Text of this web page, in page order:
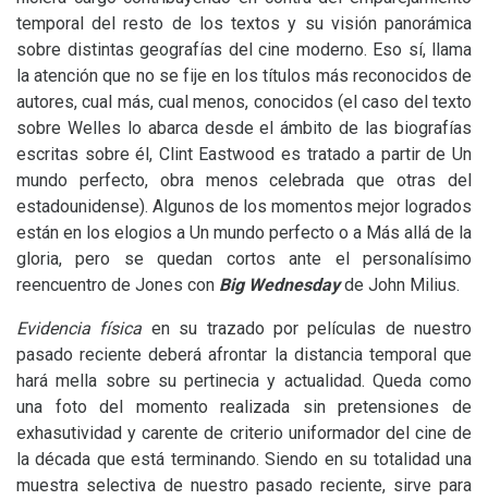
temporal del resto de los textos y su visión panorámica
sobre distintas geografías del cine moderno. Eso sí, llama
la atención que no se fije en los títulos más reconocidos de
autores, cual más, cual menos, conocidos (el caso del texto
sobre Welles lo abarca desde el ámbito de las biografías
escritas sobre él, Clint Eastwood es tratado a partir de Un
mundo perfecto, obra menos celebrada que otras del
estadounidense). Algunos de los momentos mejor logrados
están en los elogios a Un mundo perfecto o a Más allá de la
gloria, pero se quedan cortos ante el personalísimo
reencuentro de Jones con Big Wednesdayde John Milius.
Evidencia física en su trazado por películas de nuestro
pasado reciente deberá afrontar la distancia temporal que
hará mella sobre su pertinecia y actualidad. Queda como
una foto del momento realizada sin pretensiones de
exhasutividad y carente de criterio uniformador del cine de
la década que está terminando. Siendo en su totalidad una
muestra selectiva de nuestro pasado reciente, sirve para